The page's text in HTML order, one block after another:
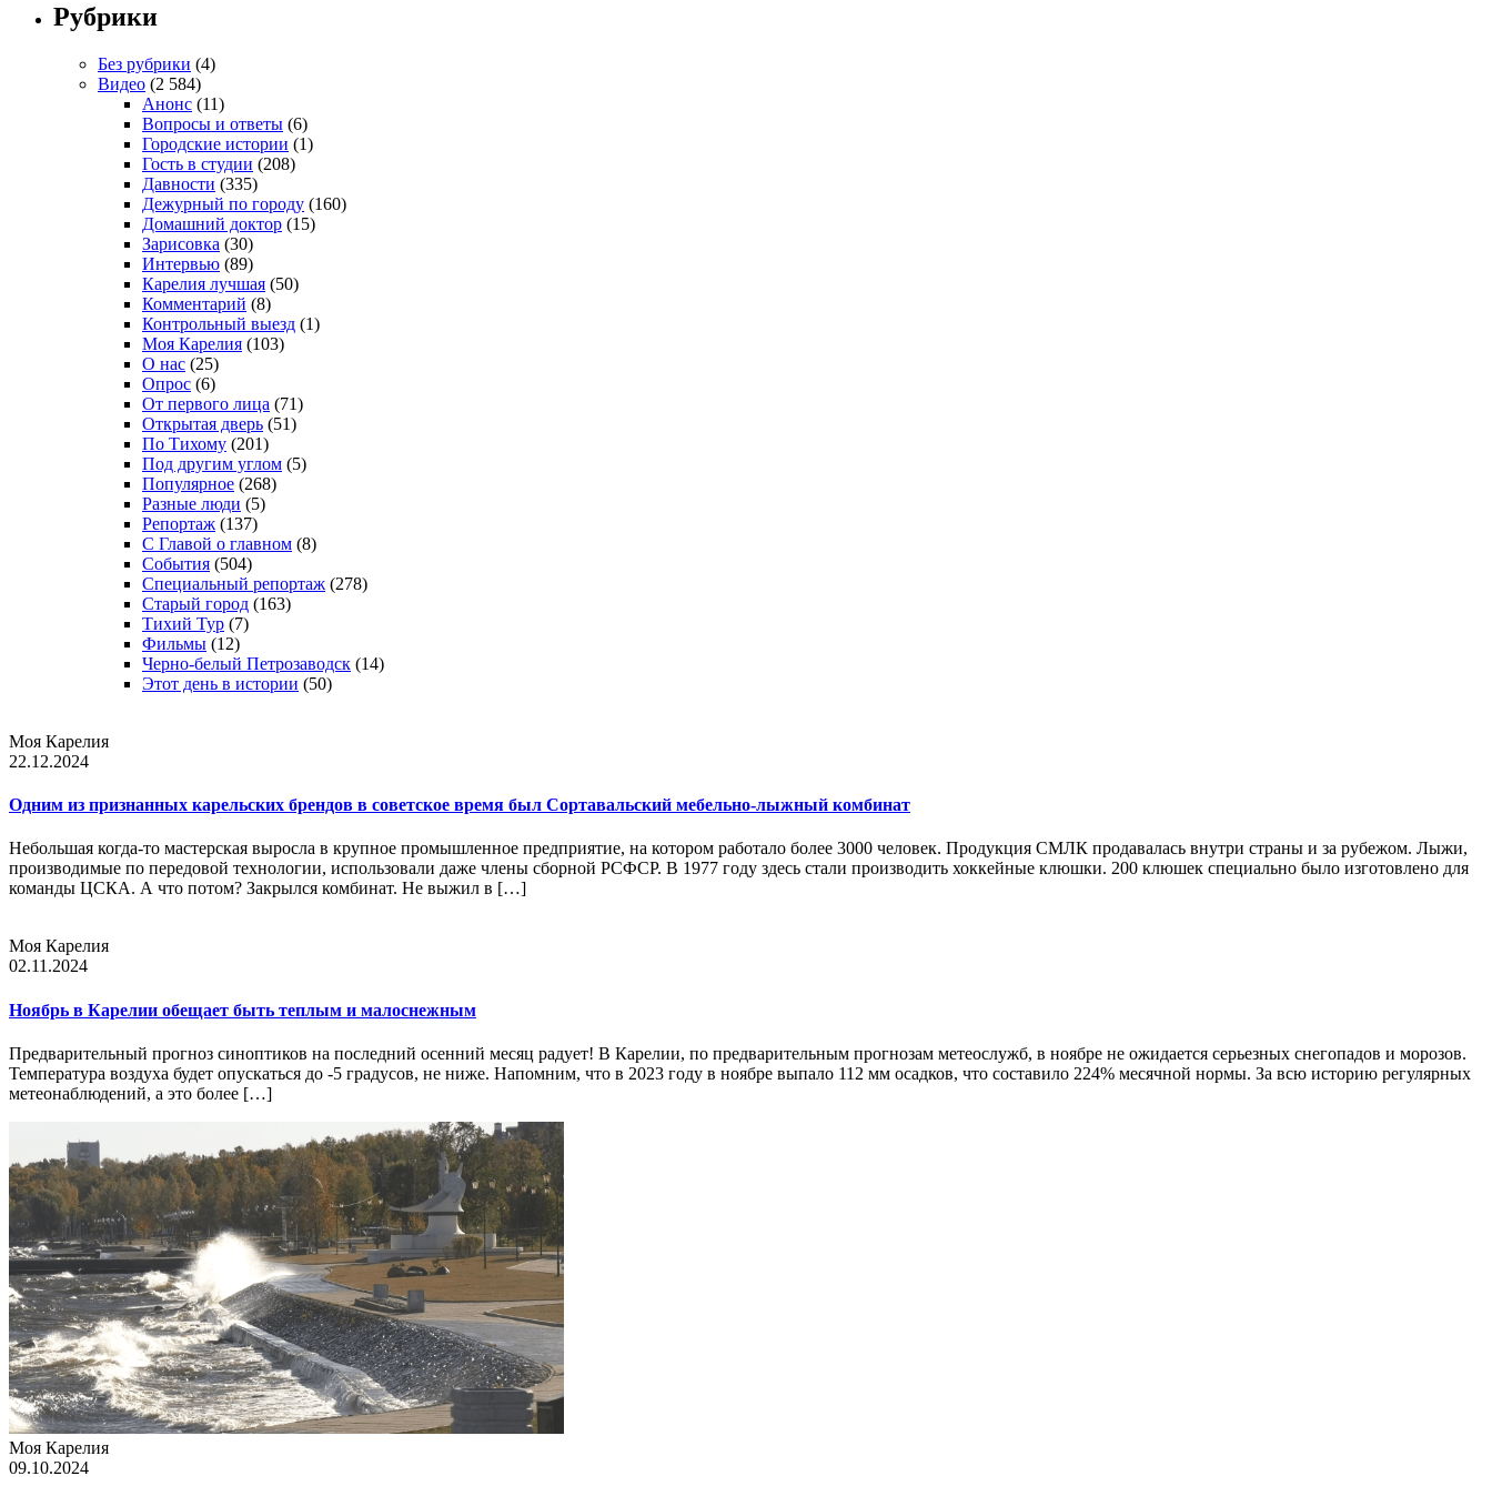
Рубрики
Без рубрики (4)
Видео (2 584)
Анонс (11)
Вопросы и ответы (6)
Городские истории (1)
Гость в студии (208)
Давности (335)
Дежурный по городу (160)
Домашний доктор (15)
Зарисовка (30)
Интервью (89)
Карелия лучшая (50)
Комментарий (8)
Контрольный выезд (1)
Моя Карелия (103)
О нас (25)
Опрос (6)
От первого лица (71)
Открытая дверь (51)
По Тихому (201)
Под другим углом (5)
Популярное (268)
Разные люди (5)
Репортаж (137)
С Главой о главном (8)
События (504)
Специальный репортаж (278)
Старый город (163)
Тихий Тур (7)
Фильмы (12)
Черно-белый Петрозаводск (14)
Этот день в истории (50)
Моя Карелия
22.12.2024
Одним из признанных карельских брендов в советское время был Сортавальский мебельно-лыжный комбинат
Небольшая когда-то мастерская выросла в крупное промышленное предприятие, на котором работало более 3000 человек. Продукция СМЛК продавалась внутри страны и за рубежом. Лыжи,
производимые по передовой технологии, использовали даже члены сборной РСФСР. В 1977 году здесь стали производить хоккейные клюшки. 200 клюшек специально было изготовлено для
команды ЦСКА. А что потом? Закрылся комбинат. Не выжил в […]
Моя Карелия
02.11.2024
Ноябрь в Карелии обещает быть теплым и малоснежным
Предварительный прогноз синоптиков на последний осенний месяц радует! В Карелии, по предварительным прогнозам метеослужб, в ноябре не ожидается серьезных снегопадов и морозов.
Температура воздуха будет опускаться до -5 градусов, не ниже. Напомним, что в 2023 году в ноябре выпало 112 мм осадков, что составило 224% месячной нормы. За всю историю регулярных
метеонаблюдений, а это более […]
Моя Карелия
09.10.2024